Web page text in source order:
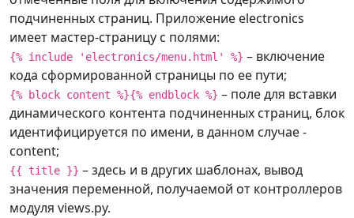
подчиненных страниц. Приложение electronics
имеет мастер-страницу с полями:
{% include 'electronics/menu.html' %} – включение
кода сформированной страницы по ее пути;
{% block content %}{% endblock %} – поле для вставки
динамического контента подчиненных страниц, блок
идентифицируется по имени, в данном случае -
content;
{{ title }} – здесь и в других шаблонах, вывод
значения переменной, получаемой от контроллеров
модуля views.py.